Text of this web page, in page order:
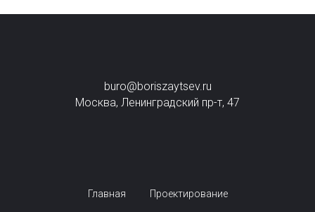
buro@boriszaytsev.ru
Москва, Ленинградский пр-т, 47
Главная Проектирование